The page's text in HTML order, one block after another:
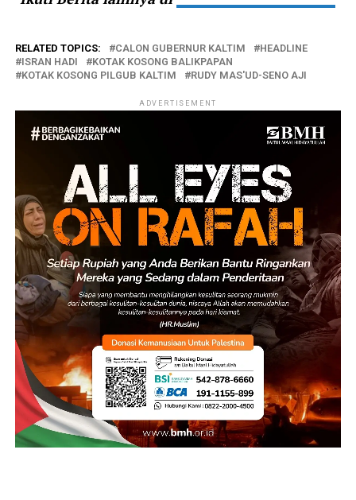
RELATED TOPICS: CALON GUBERNUR KALTIM
HEADLINE
ISRAN HADI
KOTAK KOSONG BALIKPAPAN
KOTAK KOSONG PILGUB KALTIM
RUDY MAS'UD-SENO AJI
ADVERTISEMENT